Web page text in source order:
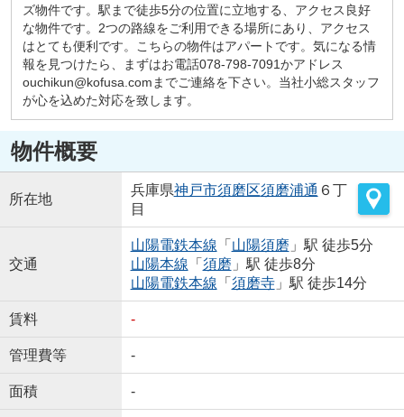
ズ物件です。駅まで徒歩5分の位置に立地する、アクセス良好
な物件です。2つの路線をご利用できる場所にあり、アクセス
はとても便利です。こちらの物件はアパートです。気になる情
報を見つけたら、まずはお電話078-798-7091かアドレス
ouchikun@kofusa.comまでご連絡を下さい。当社小総スタッフ
が心を込めた対応を致します。
物件概要
所在地
兵庫県神戸市須磨区須磨浦通 ６丁
目
交通
山陽電鉄本線 「 山陽須磨 」駅 徒歩5分
山陽本線 「 須磨 」駅 徒歩8分
山陽電鉄本線 「 須磨寺」駅 徒歩14分
賃料 -
管理費等 -
面積 -